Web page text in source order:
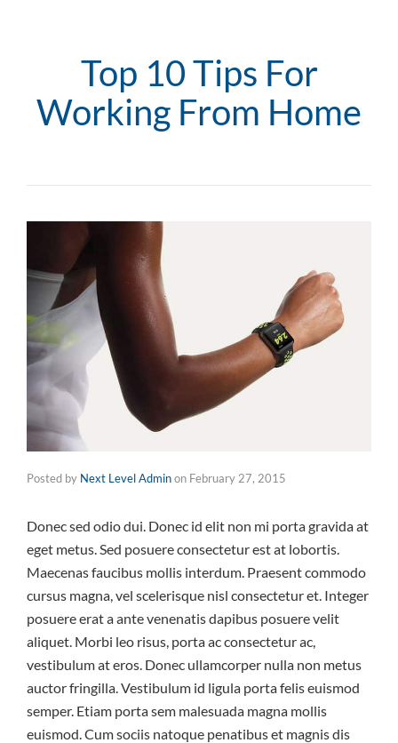
Top 10 Tips For
Working From Home
Posted by Next Level Adminon February 27, 2015
Donec sed odio dui. Donec id elit non mi porta gravida at
eget metus. Sed posuere consectetur est at lobortis.
Maecenas faucibus mollis interdum. Praesent commodo
cursus magna, vel scelerisque nisl consectetur et. Integer
posuere erat a ante venenatis dapibus posuere velit
aliquet. Morbi leo risus, porta ac consectetur ac,
vestibulum at eros. Donec ullamcorper nulla non metus
auctor fringilla. Vestibulum id ligula porta felis euismod
semper. Etiam porta sem malesuada magna mollis
euismod. Cum sociis natoque penatibus et magnis dis